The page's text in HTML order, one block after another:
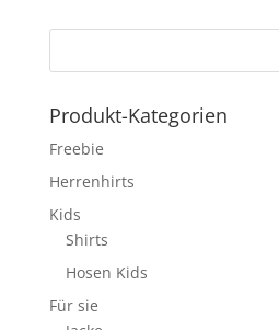
Produkt-Kategorien
Freebie
Herrenhirts
Kids
Shirts
Hosen Kids
Für sie